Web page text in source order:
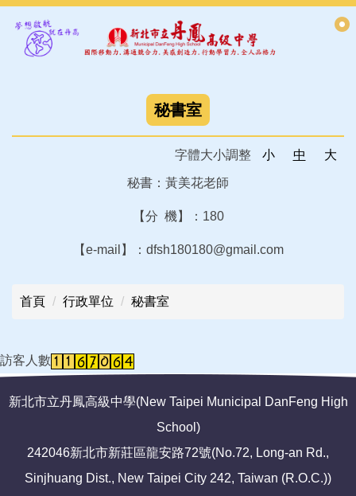
到
秘書室
字體大小調整 小 中 大
秘書：黃美花老師
【分 機】：180
【e-mail】：dfsh180180@gmail.com
首頁 行政單位 秘書室
訪客人數
新北市立丹鳳高級中學(New Taipei Municipal DanFeng High
School)
242046新北市新莊區龍安路72號(No.72, Long-an Rd.,
Sinjhuang Dist., New Taipei City 242, Taiwan (R.O.C.))